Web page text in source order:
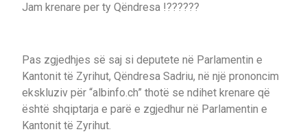
Jam krenare per ty Qëndresa !??????
Pas zgjedhjes së saj si deputete në Parlamentin e
Kantonit të Zyrihut, Qëndresa Sadriu, në një prononcim
ekskluziv për “albinfo.ch” thotë se ndihet krenare që
është shqiptarja e parë e zgjedhur në Parlamentin e
Kantonit të Zyrihut.